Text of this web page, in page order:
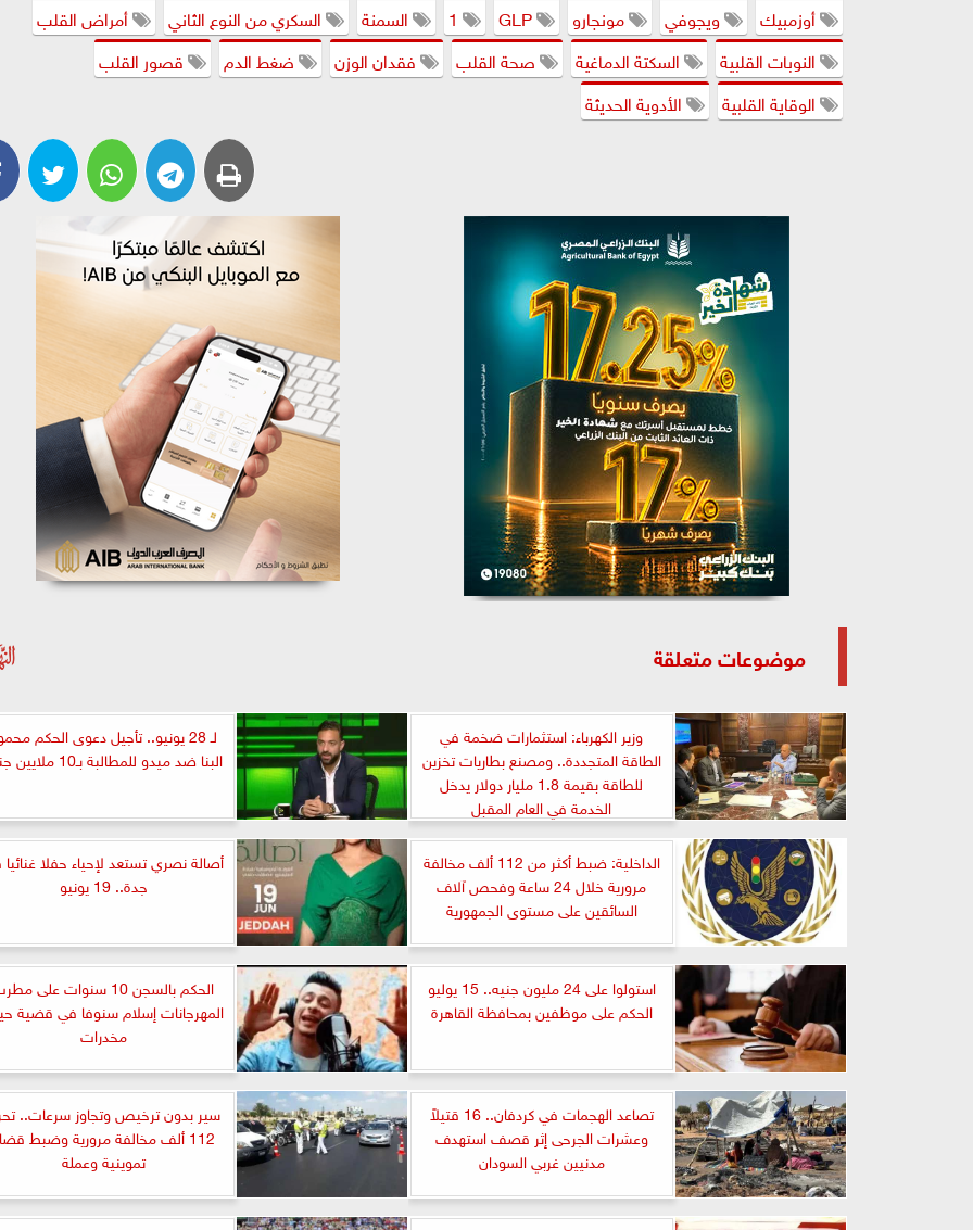
أوزمبيك
ويجوفي مونجارو GLP السمنة السكري من النوع الثاني
أمراض القلب
النوبات القلبية
السكتة الدماغية صحة القلب فقدان الوزن ضغط الدم
قصور القلب
الوقاية القلبية
الأدوية الحديثة
موضوعات متعلقة
وزير الكهرباء: استثمارات ضخمة في
الطاقة المتجددة.. ومصنع بطاريات تخزين
للطاقة بقيمة 1.8 مليار دولار يدخل
الخدمة في العام المقبل
لـ 28 يونيو.. تأجيل دعوى الحكم
البنا ضد ميدو للمطالبة بـ10 ملايين جنيه
الداخلية: ضبط أكثر من 112 ألف مخالفة
مرورية خلال 24 ساعة وفحص آلاف
السائقين على مستوى الجمهورية
أصالة نصري تستعد لإحياء حفلا
جدة.. 19 يونيو
استولوا على 24 مليون جنيه.. 15 يوليو
الحكم على موظفين بمحافظة القاهرة
الحكم بالسجن 10 سنوات على
المهرجانات إسلام سنوفا في قضية
مخدرات
تصاعد الهجمات في كردفان.. 16 قتيلاً
وعشرات الجرحى إثر قصف استهدف
مدنيين غربي السودان
سير بدون ترخيص وتجاوز سرعات..
112 ألف مخالفة مرورية وضبط
تموينية وعملة